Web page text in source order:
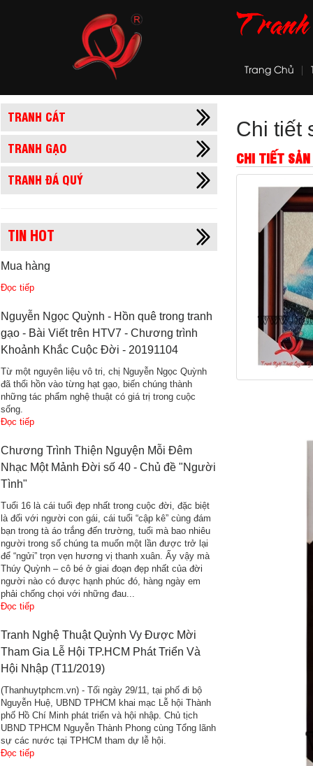
Trang Chủ
TRANH CÁT
TRANH GẠO
TRANH ĐÁ QUÝ
TIN HOT
Mua hàng
Đọc tiếp
Nguyễn Ngọc Quỳnh - Hồn quê trong tranh
gạo - Bài Viết trên HTV7 - Chương trình
Khoảnh Khắc Cuộc Đời - 20191104
Từ một nguyên liệu vô tri, chị Nguyễn Ngọc Quỳnh
đã thổi hồn vào từng hạt gạo, biến chúng thành
những tác phẩm nghệ thuật có giá trị trong cuộc
sống.
Đọc tiếp
Chương Trình Thiện Nguyện Mỗi Đêm
Nhạc Một Mảnh Đời số 40 - Chủ đề "Người
Tình"
Tuổi 16 là cái tuổi đẹp nhất trong cuộc đời, đặc biệt
là đối với người con gái, cái tuổi “cập kê” cùng đám
bạn trong tà áo trắng đến trường, tuổi mà bao nhiêu
người trong số chúng ta muốn một lần được trở lại
để “ngửi” trọn vẹn hương vị thanh xuân. Ấy vậy mà
Thúy Quỳnh – cô bé ở giai đoạn đẹp nhất của đời
người nào có được hạnh phúc đó, hàng ngày em
phải chống chọi với những đau...
Đọc tiếp
Tranh Nghệ Thuật Quỳnh Vy Được Mời
Tham Gia Lễ Hội TP.HCM Phát Triển Và
Hội Nhập (T11/2019)
(Thanhuytphcm.vn) - Tối ngày 29/11, tại phố đi bộ
Nguyễn Huệ, UBND TPHCM khai mạc Lễ hội Thành
phố Hồ Chí Minh phát triển và hội nhập. Chủ tịch
UBND TPHCM Nguyễn Thành Phong cùng Tổng lãnh
sự các nước tại TPHCM tham dự lễ hội.
Đọc tiếp
Chi tiết
CHI TIẾT